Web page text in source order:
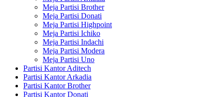
Meja Partisi Brother
Meja Partisi Donati
Meja Partisi Highpoint
Meja Partisi Ichiko
Meja Partisi Indachi
Meja Partisi Modera
Meja Partisi Uno
Partisi Kantor Aditech
Partisi Kantor Arkadia
Partisi Kantor Brother
Partisi Kantor Donati